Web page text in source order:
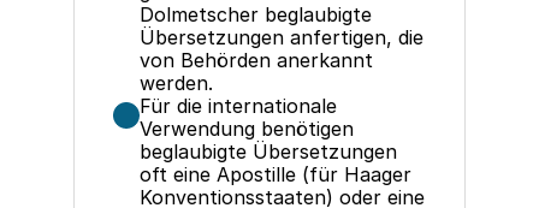
Dolmetscher beglaubigte
Übersetzungen anfertigen, die
von Behörden anerkannt
werden.
Für die internationale
Verwendung benötigen
beglaubigte Übersetzungen
oft eine Apostille (für Haager
Konventionsstaaten) oder eine